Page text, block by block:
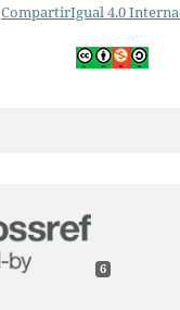
CompartirIgual 4.0
6